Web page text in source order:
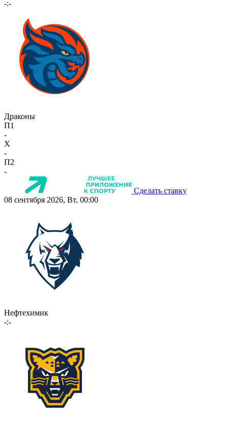
-:-
Драконы
П1
-
X
-
П2
-
Сделать ставку
08 сентября 2026, Вт, 00:00
Нефтехимик
-:-